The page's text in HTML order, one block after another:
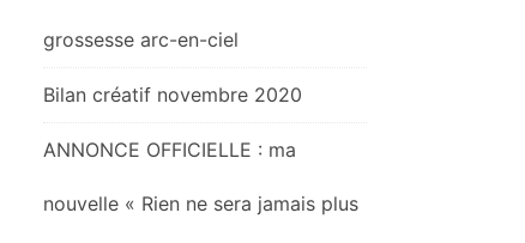
grossesse arc-en-ciel
Bilan créatif novembre 2020
ANNONCE OFFICIELLE : ma
nouvelle « Rien ne sera jamais plus